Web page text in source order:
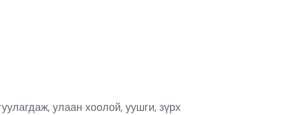
улаан хоолой, уушги, зүрх